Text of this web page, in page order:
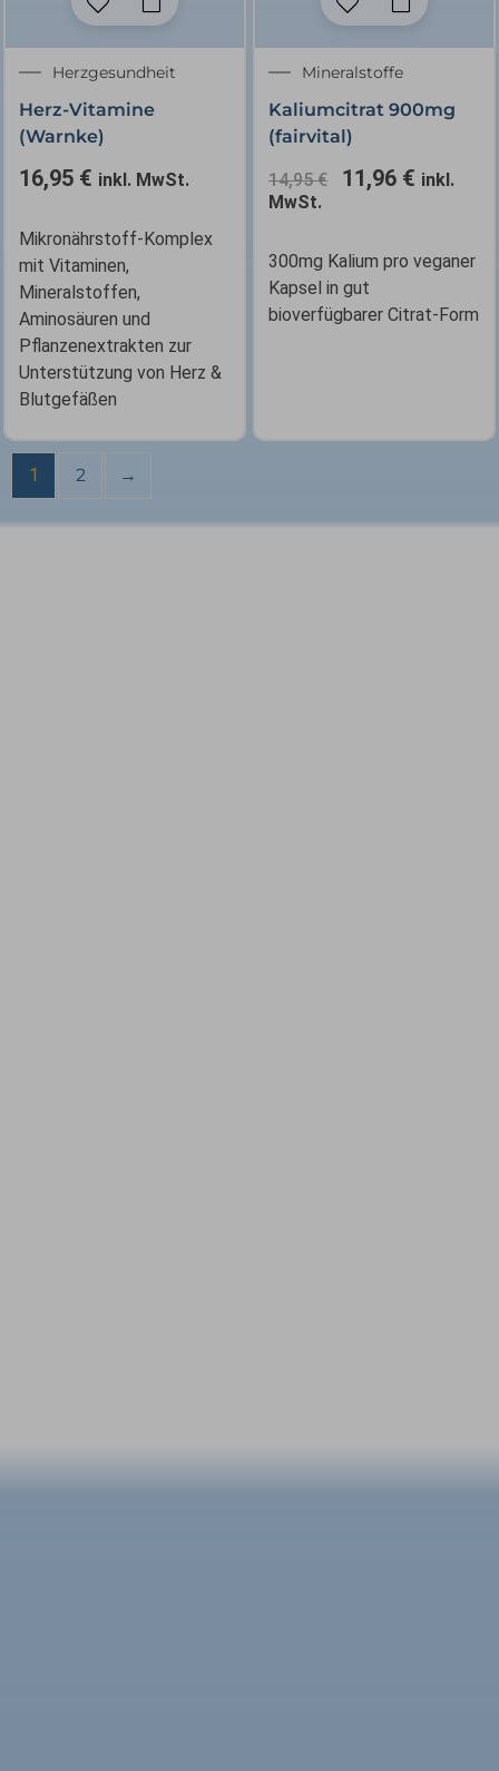
Herzgesundheit
Herz-Vitamine
(Warnke)
16,95 € inkl. MwSt.
Mikronährstoff-Komplex
mit Vitaminen,
Mineralstoffen,
Aminosäuren und
Pflanzenextrakten zur
Unterstützung von Herz &
Blutgefäßen
Mineralstoffe
Kaliumcitrat 900mg
(fairvital)
14,95€
Ursprünglicher
Preis
war:
14,95 €
11,96 €
Preis
ist:
inkl.
MwSt.
300mg Kalium pro veganer
Kapsel in gut
bioverfügbarer Citrat-Form
1 2 →